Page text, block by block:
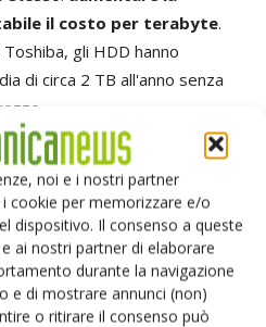
noi e i nostri partner
cookie per memorizzare e/o
dispositivo. Il consenso a queste
ai nostri partner di elaborare
durante la navigazione
e di mostrare annunci (non)
o ritirare il consenso può
il costo per terabyte.
gli HDD hanno
di circa 2 TB all'anno senza
diskcontinuano a occupare una
di archiviazione. Come
di elevata capacità,
esistenti e convenienza
una componente
infrastrutture IT.